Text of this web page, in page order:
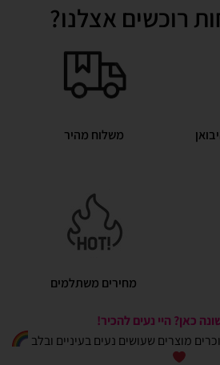
רוכשים אצלנו?
משלוח מהיר
מחירים משתלמים
כאן? היי נעים להכיר!
מוצרים שעושים נעים בעיניים ובלב